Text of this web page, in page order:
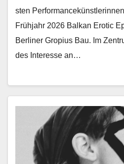
sten
Früh­jahr 2026 Balkan Erot­ic
Berlin­er Gropius Bau. Im
des Inter­esse an…